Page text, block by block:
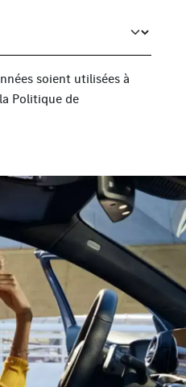
soient utilisées à
Politique de